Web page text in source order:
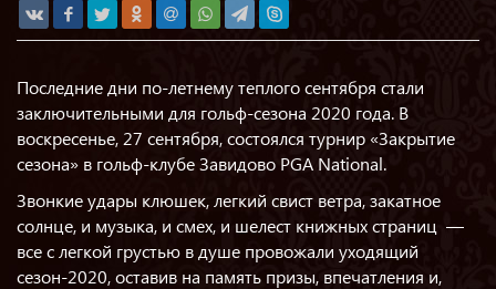
Последние дни по-летнему теплого сентября стали
заключительными для гольф-сезона 2020 года. В
воскресенье, 27 сентября, состоялся турнир «Закрытие
сезона» в гольф-клубе Завидово PGA National.
Звонкие удары клюшек, легкий свист ветра, закатное
солнце, и музыка, и смех, и шелест книжных страниц —
все с легкой грустью в душе провожали уходящий
сезон-2020, оставив на память призы, впечатления и,